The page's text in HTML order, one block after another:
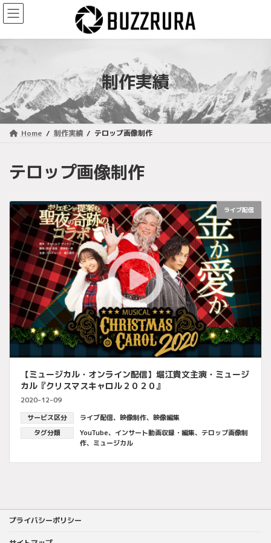
コ
ン
ン
ッ
プ
ナ
ビ
ー
移
動
制作実績
Home 制作実績 テロップ画像制作
テロップ画像制作
ライブ配信
【ミュージカル・オンライン配信】堀江貴文主演・ミュージ
カル『クリスマスキャロル２０２０』
2020-12-09
サービス区分
ライブ配信、 映像制作、 映像編集
タグ分類
YouTube、 インサート動画収録・編集、 テロップ画像制
作、 ミュージカル
プライバシーポリシー